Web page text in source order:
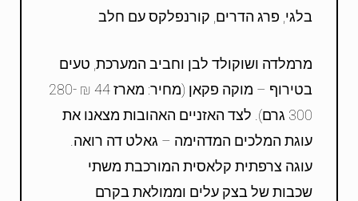
בלגי, פרג הדרים, קורנפלקס עם חלב
מרמלדה ושוקולד לבן וחביב המערכת, טעים
בטירוף – מוקה פקאן (מחיר: מארז 44 ₪ 280-
300 גרם). לצד האזניים האהובות מצאנו את
עוגת המלכים המדהימה – גאלט דה רואה.
עוגה צרפתית קלאסית המורכבת משתי
שכבות של בצק עלים וממולאת בקרם